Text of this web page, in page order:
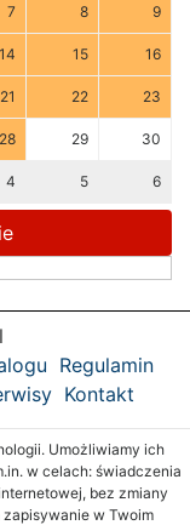
7 8 9
14 15 16
21 22 23
28 29 30
4 5 6
Regulamin
Kontakt
Umożliwiamy ich
w celach: świadczenia
bez zmiany
w Twoim